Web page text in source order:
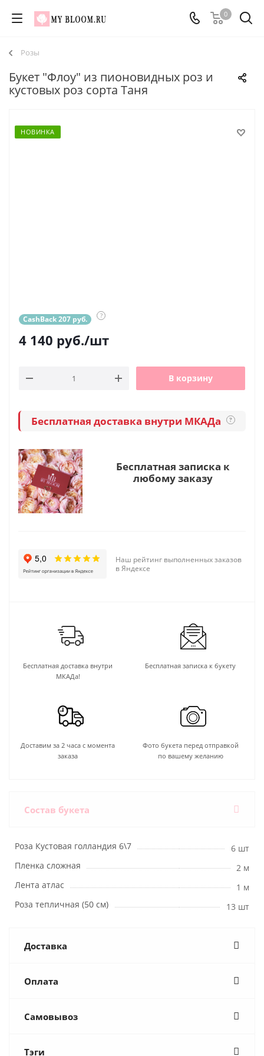
0
Розы
Букет "Флоу" из пионовидных роз и
кустовых роз сорта Таня
НОВИНКА
CashBack 207 руб. ?
4 140 руб./шт
В корзину
Бесплатная доставка внутри МКАДа ?
Бесплатная записка к
любому заказу
Наш рейтинг выполненных заказов
в Яндексе
Бесплатная доставка внутри
МКАДа!
Бесплатная записка к букету
Доставим за 2 часа с момента
заказа
Фото букета перед отправкой
по вашему желанию
Состав букета
Роза Кустовая голландия 6\7
6 шт
Пленка сложная
2 м
Лента атлас
1 м
Роза тепличная (50 см)
13 шт
Доставка
Оплата
Самовывоз
Тэги